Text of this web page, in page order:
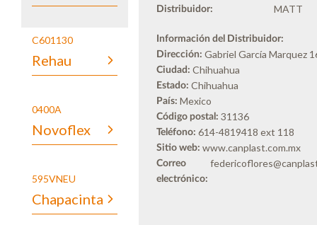
C601130
Rehau
0400A
Novoflex
595VNEU
Chapacinta
Distribuidor:
MATT
Información del Distribuidor:
Dirección: Gabriel García Marquez
Ciudad: Chihuahua
Estado: Chihuahua
País: Mexico
Código postal: 31136
Teléfono: 614-4819418 ext 118
Sitio web: www.canplast.com.mx
Correo
electrónico: